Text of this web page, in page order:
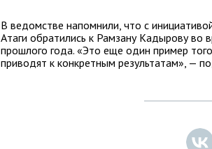
В ведомстве напомнили, что с
Атаги обратились к Рамзану Кадырову во
прошлого года. «Это еще один пример
приводят к конкретным результатам», —